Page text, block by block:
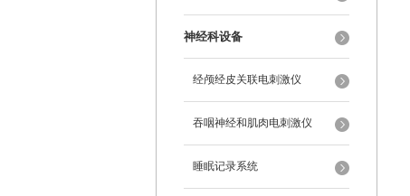
神经科设备
经颅经皮关联电刺激仪
吞咽神经和肌肉电刺激仪
睡眠记录系统